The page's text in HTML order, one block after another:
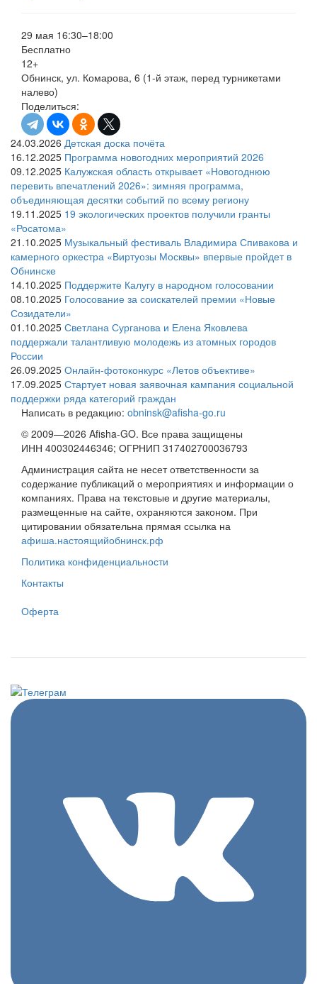
29 мая 16:30–18:00
Бесплатно
12+
Обнинск, ул. Комарова, 6 (1-й этаж, перед турникетами
налево)
Поделиться:
24.03.2026 Детская доска почёта
16.12.2025 Программа новогодних мероприятий 2026
09.12.2025 Калужская область открывает «Новогоднюю
перевить впечатлений 2026»: зимняя программа,
объединяющая десятки событий по всему региону
19.11.2025 19 экологических проектов получили гранты
«Росатома»
21.10.2025 Музыкальный фестиваль Владимира Спивакова и
камерного оркестра «Виртуозы Москвы» впервые пройдет в
Обнинске
14.10.2025 Поддержите Калугу в народном голосовании
08.10.2025 Голосование за соискателей премии «Новые
Созидатели»
01.10.2025 Светлана Сурганова и Елена Яковлева
поддержали талантливую молодежь из атомных городов
России
26.09.2025 Онлайн-фотоконкурс «Летов объективе»
17.09.2025 Стартует новая заявочная кампания социальной
поддержки ряда категорий граждан
Написать в редакцию: obninsk@afisha-go.ru
© 2009—2026 Afisha-GO. Все права защищены
ИНН 400302446346; ОГРНИП 317402700036793
Администрация сайта не несет ответственности за
содержание публикаций о мероприятиях и информации о
компаниях. Права на текстовые и другие материалы,
размещенные на сайте, охраняются законом. При
цитировании обязательна прямая ссылка на
афиша.настоящийобнинск.рф
Политика конфиденциальности
Контакты
Оферта